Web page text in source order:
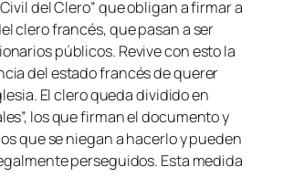
del Clero” que obligan a firmar a
clero francés, que pasan a ser
públicos. Revive con esto la
del estado francés de querer
El clero queda dividido en
los que firman el documento y
que se niegan a hacerlo y pueden
perseguidos. Esta medida